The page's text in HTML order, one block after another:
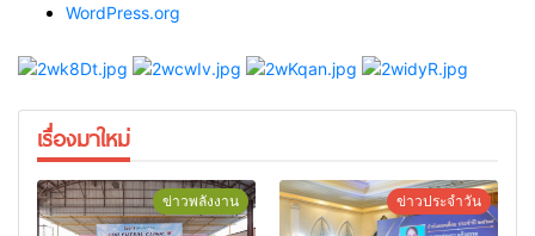
WordPress.org
เรื่องมาใหม่
ข่าวพลังงาน ข่าวประจำวัน